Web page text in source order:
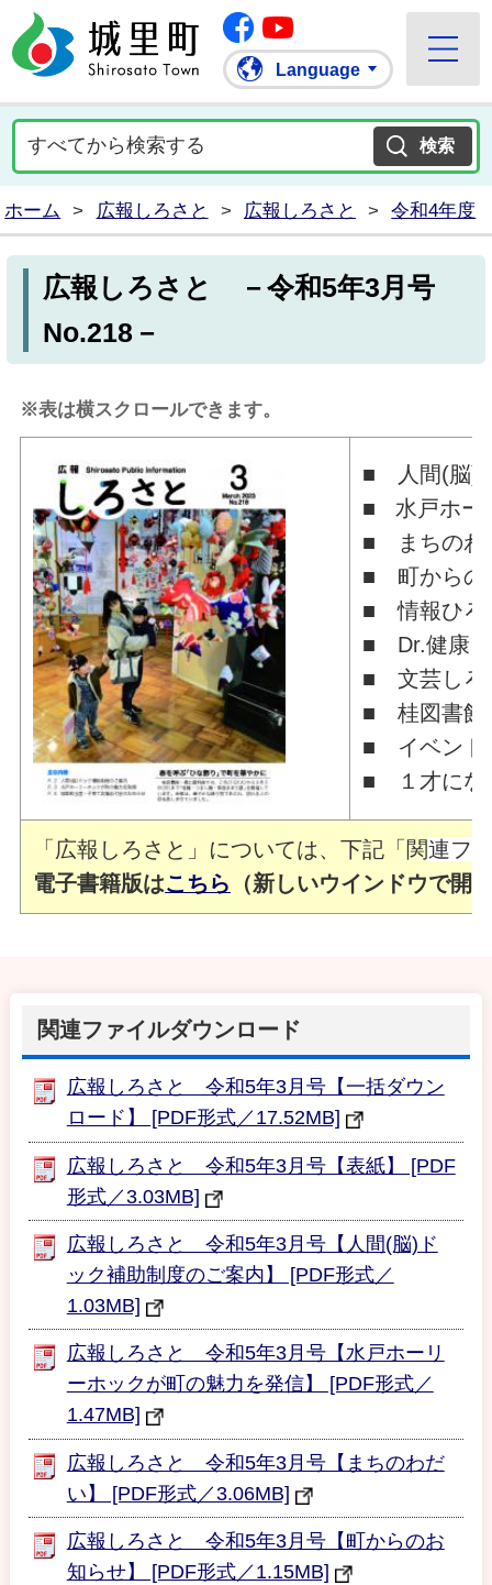
城里町ホームページ
Facebook
Language
ホーム > 広報しろさと > 広報しろさと > 令和4年度
広報しろさと －令和5年3月号
No.218－
※表は横スクロールできます。
■ 人間(脳)
■ 水戸ホー
■ まちのわ
■ 町からの
■ 情報ひろ
■ Dr.健康
■ 文芸しろ
■ 桂図書館
■ イベント
■ １才にな
「広報しろさと」については、下記「関連フ
電子書籍版はこちら （新しいウインドウで開
関連ファイルダウンロード
広報しろさと 令和5年3月号【一括ダウン
ロード】 [PDF形式／17.52MB]
広報しろさと 令和5年3月号【表紙】 [PDF
形式／3.03MB]
広報しろさと 令和5年3月号【人間(脳)ド
ック補助制度のご案内】 [PDF形式／
1.03MB]
広報しろさと 令和5年3月号【水戸ホーリ
ーホックが町の魅力を発信】 [PDF形式／
1.47MB]
広報しろさと 令和5年3月号【まちのわだ
い】 [PDF形式／3.06MB]
広報しろさと 令和5年3月号【町からのお
知らせ】 [PDF形式／1.15MB]